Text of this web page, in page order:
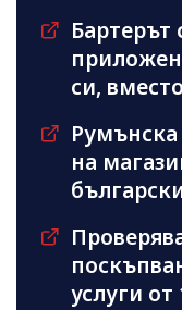
Бартерът
си,
на
услуги от